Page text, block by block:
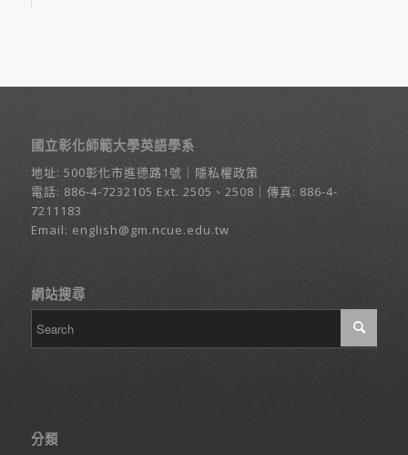
國立彰化師範大學英語學系
地址: 500彰化市進德路1號 ｜ 隱私權政策
電話: 886-4-7232105 Ext. 2505、2508｜傳真: 886-4-
7211183
Email: english@gm.ncue.edu.tw
網站搜尋
分類